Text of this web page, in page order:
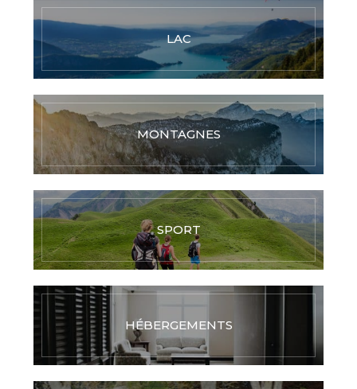
LAC
MONTAGNES
SPORT
HÉBERGEMENTS